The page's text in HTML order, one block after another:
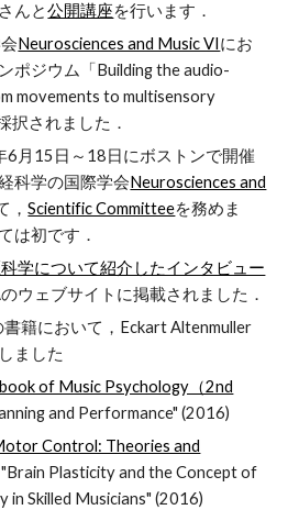
んと公開講座を行います．
Neurosciences and Music VIにお
ポジウム「Building the audio-
movements to multisensory
択されました．
6月15日～18日にボストンで開催
科学の国際学会Neurosciences and
，Scientific Committeeを務めま
は初です．
学について紹介したインタビュー
ウェブサイトに掲載されました．
書籍において，Eckart Altenmuller
ました
of Music Psychology（2nd
and Performance" (2016)
Control: Theories and
"Brain Plasticity and the Concept of
in Skilled Musicians" (2016)